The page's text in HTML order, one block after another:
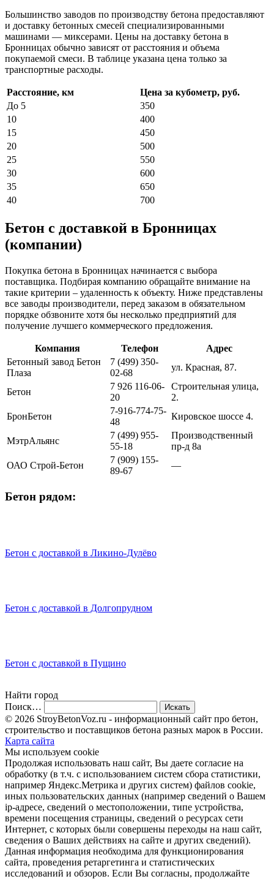
Большинство заводов по производству бетона предоставляют
и доставку бетонных смесей специализированными
машинами — миксерами. Цены на доставку бетона в
Бронницах обычно зависят от расстояния и объема
покупаемой смеси. В таблице указана цена только за
транспортные расходы.
Расстояние, км
Цена за кубометр, руб.
До 5
350
10
400
15
450
20
500
25
550
30
600
35
650
40
700
Бетон с доставкой в Бронницах
(компании)
Покупка бетона в Бронницах начинается с выбора
поставщика. Подбирая компанию обращайте внимание на
такие критерии – удаленность к объекту. Ниже представлены
все заводы производители, перед заказом в обязательном
порядке обзвоните хотя бы несколько предприятий для
получение лучшего коммерческого предложения.
Компания Телефон
Адрес
Бетонный завод Бетон
Плаза
7 (499) 350-
02-68
ул. Красная, 87.
Бетон
7 926 116-06-
20
Строительная улица,
2.
БронБетон
7-916-774-75-
48
Кировское шоссе 4.
МэтрАльянс
7 (499) 955-
55-18
Производственный
пр-д 8а
ОАО Строй-Бетон
7 (909) 155-
89-67
—
Бетон рядом:
Бетон с доставкой в Ликино-Дулёво
Бетон с доставкой в Долгопрудном
Бетон с доставкой в Пущино
Найти город
Поиск…
© 2026 StroyBetonVoz.ru - информационный сайт про бетон,
строительство и поставщиков бетона разных марок в России.
Карта сайта
Мы используем cookie
Продолжая использовать наш cайт, Вы даете согласие на
обработку (в т.ч. с использованием систем сбора статистики,
например Яндекс.Метрика и других систем) файлов cookie,
иных пользовательских данных (например сведений о Вашем
ip-адресе, сведений о местоположении, типе устройства,
времени посещения страницы, сведений о ресурсах сети
Интернет, с которых были совершены переходы на наш сайт,
сведения о Ваших действиях на сайте и других сведений).
Данная информация необходима для функционирования
сайта, проведения ретаргетинга и статистических
исследований и обзоров. Если Вы согласны, продолжайте